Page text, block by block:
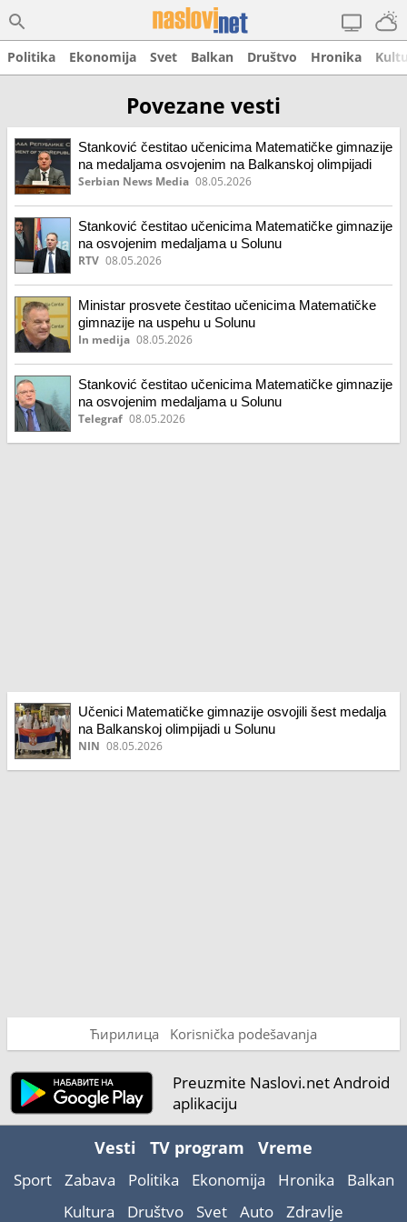
Politika Ekonomija Svet Balkan Društvo Hronika
Povezane vesti
Stanković čestitao učenicima Matematičke gimnazije
na medaljama osvojenim na Balkanskoj olimpijadi
Serbian News Media 08.05.2026
Stanković čestitao učenicima Matematičke gimnazije
na osvojenim medaljama u Solunu
RTV 08.05.2026
Ministar prosvete čestitao učenicima Matematičke
gimnazije na uspehu u Solunu
In medija 08.05.2026
Stanković čestitao učenicima Matematičke gimnazije
na osvojenim medaljama u Solunu
Telegraf 08.05.2026
Učenici Matematičke gimnazije osvojili šest medalja
na Balkanskoj olimpijadi u Solunu
NIN 08.05.2026
Ћирилица Korisnička podešavanja
Preuzmite Naslovi.net Android
aplikaciju
Vesti TV program Vreme
Sport Zabava Politika Ekonomija Hronika
Balkan
Kultura
Društvo Svet Auto Zdravlje